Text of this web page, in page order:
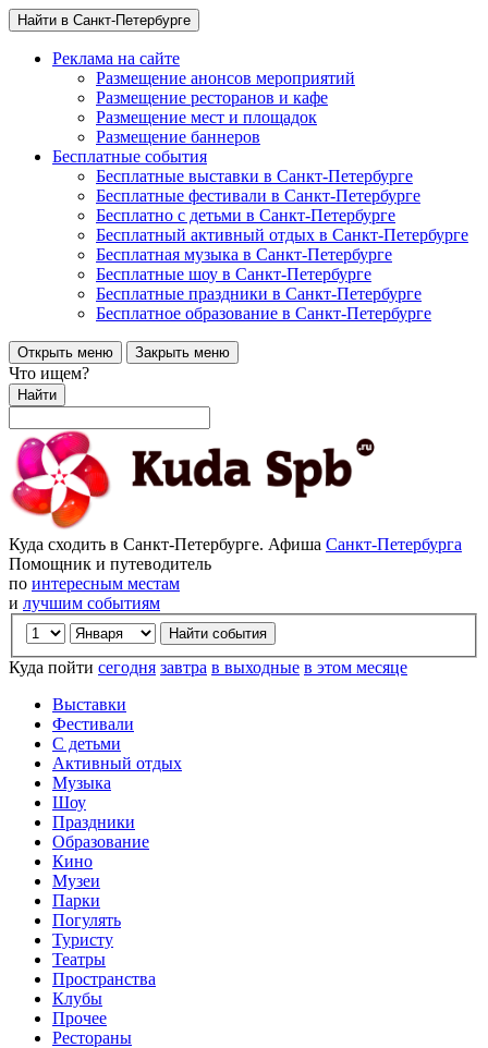
Найти в Санкт-Петербурге
Реклама на сайте
Размещение анонсов мероприятий
Размещение ресторанов и кафе
Размещение мест и площадок
Размещение баннеров
Бесплатные события
Бесплатные выставки в Санкт-Петербурге
Бесплатные фестивали в Санкт-Петербурге
Бесплатно с детьми в Санкт-Петербурге
Бесплатный активный отдых в Санкт-Петербурге
Бесплатная музыка в Санкт-Петербурге
Бесплатные шоу в Санкт-Петербурге
Бесплатные праздники в Санкт-Петербурге
Бесплатное образование в Санкт-Петербурге
Открыть меню Закрыть меню
Что ищем?
Найти
Куда сходить в Санкт-Петербурге. Афиша Санкт-Петербурга
Помощник и путеводитель
по интересным местам
и лучшим событиям
Куда пойти сегодня завтра в выходные в этом месяце
Выставки
Фестивали
С детьми
Активный отдых
Музыка
Шоу
Праздники
Образование
Кино
Музеи
Парки
Погулять
Туристу
Театры
Пространства
Клубы
Прочее
Рестораны